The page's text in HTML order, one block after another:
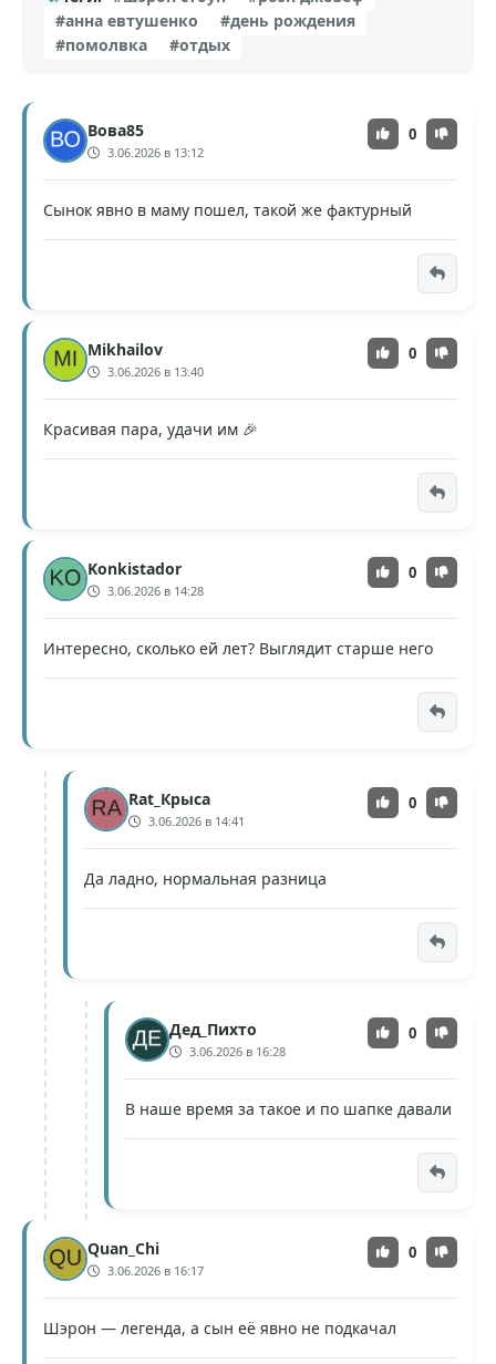
#анна евтушенко
#день рождения
#помолвка
#отдых
Вова85
3.06.2026 в 13:12
0
Сынок явно в маму пошел, такой же фактурный
Mikhailov
3.06.2026 в 13:40
0
Красивая пара, удачи им 🎉
Konkistador
3.06.2026 в 14:28
0
Интересно, сколько ей лет? Выглядит старше него
Rat_Крыса
3.06.2026 в 14:41
0
Да ладно, нормальная разница
Дед_Пихто
3.06.2026 в 16:28
0
В наше время за такое и по шапке давали
Quan_Chi
3.06.2026 в 16:17
0
Шэрон — легенда, а сын её явно не подкачал